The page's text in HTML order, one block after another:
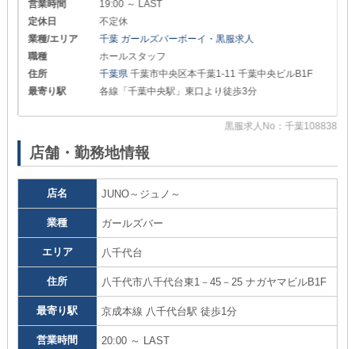
営業時間
19:00 ～ LAST
定休日
不定休
業種/エリア
千葉 ガールズバーボーイ・黒服求人
職種
ホールスタッフ
住所
千葉県千葉市中央区本千葉1-11 千葉中央ビルB1F
最寄り駅
各線「千葉中央駅」東口より徒歩3分
黒服求人No：千葉108838
店舗・勤務地情報
店名 JUNO～ジュノ～
業種 ガールズバー
エリア 八千代台
住所 八千代市八千代台東1－45－25 ナガヤマビルB1F
最寄り駅 京成本線 八千代台駅 徒歩1分
営業時間 20:00 ～ LAST